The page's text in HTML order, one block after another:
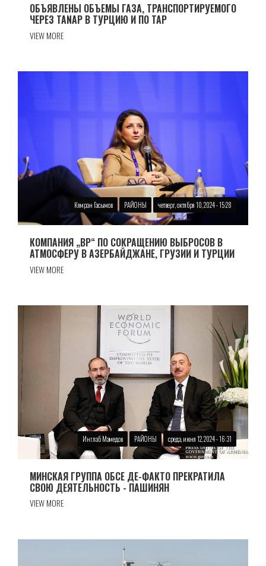
ОБЪЯВЛЕНЫ ОБЪЕМЫ ГАЗА, ТРАНСПОРТИРУЕМОГО
ЧЕРЕЗ TANAP В ТУРЦИЮ И ПО TAP
VIEW MORE
Кямран Гасымов РАЙОНЫ четверг, октября 10, 2024 - 15:28
КОМПАНИЯ „BP“ ПО СОКРАЩЕНИЮ ВЫБРОСОВ В
АТМОСФЕРУ В АЗЕРБАЙДЖАНЕ, ГРУЗИИ И ТУРЦИИ
VIEW MORE
Инглаб Мамедов РАЙОНЫ среда, июня 12, 2024 - 16:31
МИНСКАЯ ГРУППА ОБСЕ ДЕ-ФАКТО ПРЕКРАТИЛА
СВОЮ ДЕЯТЕЛЬНОСТЬ - ПАШИНЯН
VIEW MORE